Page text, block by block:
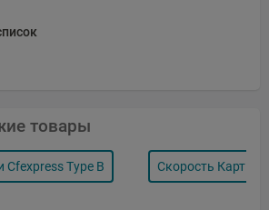
товары
Type B Скорость Карт